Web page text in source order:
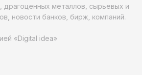
драгоценных металлов, сырьевых и
новости банков, бирж, компаний.
«Digital idea»